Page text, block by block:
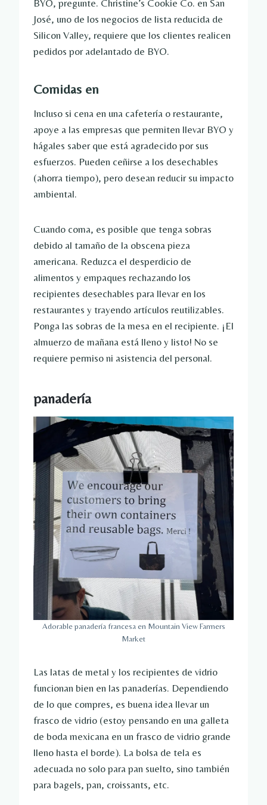
BYO, pregunte. Christine’s Cookie Co. en San
José, uno de los negocios de lista reducida de
Silicon Valley, requiere que los clientes realicen
pedidos por adelantado de BYO.
Comidas en
Incluso si cena en una cafetería o restaurante,
apoye a las empresas que permiten llevar BYO y
hágales saber que está agradecido por sus
esfuerzos. Pueden ceñirse a los desechables
(ahorra tiempo), pero desean reducir su impacto
ambiental.
Cuando coma, es posible que tenga sobras
debido al tamaño de la obscena pieza
americana. Reduzca el desperdicio de
alimentos y empaques rechazando los
recipientes desechables para llevar en los
restaurantes y trayendo artículos reutilizables.
Ponga las sobras de la mesa en el recipiente. ¡El
almuerzo de mañana está lleno y listo! No se
requiere permiso ni asistencia del personal.
panadería
Adorable panadería francesa en Mountain View Farmers
Market
Las latas de metal y los recipientes de vidrio
funcionan bien en las panaderías. Dependiendo
de lo que compres, es buena idea llevar un
frasco de vidrio (estoy pensando en una galleta
de boda mexicana en un frasco de vidrio grande
lleno hasta el borde). La bolsa de tela es
adecuada no solo para pan suelto, sino también
para bagels, pan, croissants, etc.